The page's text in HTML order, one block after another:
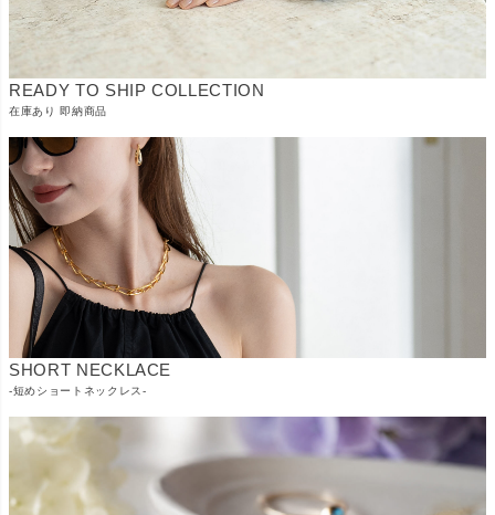
READY TO SHIP COLLECTION
在庫あり 即納商品
SHORT NECKLACE
-短めショートネックレス-